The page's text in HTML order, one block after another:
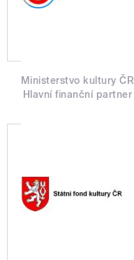
Ministerstvo kultury ČR
Hlavní finanční partner